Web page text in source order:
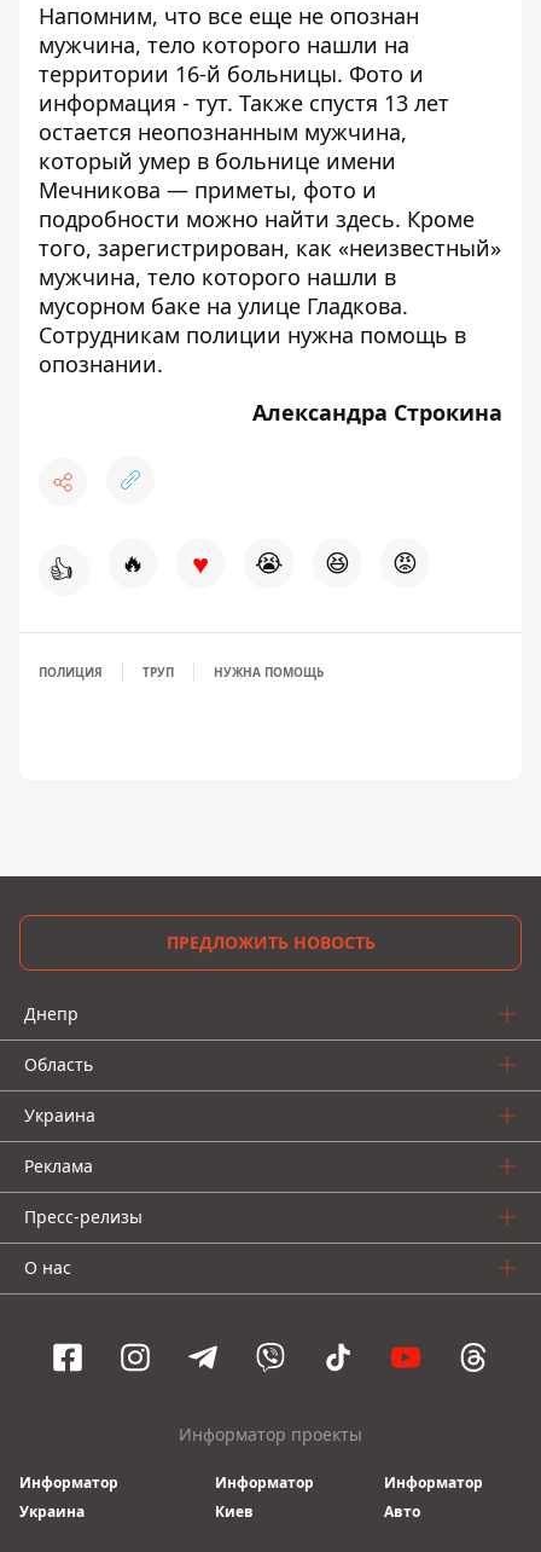
Напомним, что все еще не опознан
мужчина, тело которого нашли на
территории 16-й больницы. Фото и
информация - тут. Также спустя 13 лет
остается неопознанным мужчина,
который умер в больнице имени
Мечникова — приметы, фото и
подробности можно найти здесь. Кроме
того, зарегистрирован, как «неизвестный»
мужчина, тело которого нашли в
мусорном баке на улице Гладкова.
Сотрудникам полиции нужна помощь в
опознании.
Александра Строкина
👍 🔥 ♥ 😭 😆 😡
ПОЛИЦИЯ ТРУП НУЖНА ПОМОЩЬ
ПРЕДЛОЖИТЬ НОВОСТЬ
Днепр
Область
Украина
Реклама
Пресс-релизы
О нас
Информатор проекты
Информатор
Украина
Информатор
Киев
Информатор
Авто